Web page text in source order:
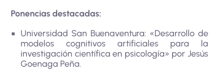
Ponencias destacadas:
Universidad San Buenaventura: «Desarrollo de
modelos cognitivos artificiales para la
investigación científica en psicología» por Jesús
Goenaga Peña.